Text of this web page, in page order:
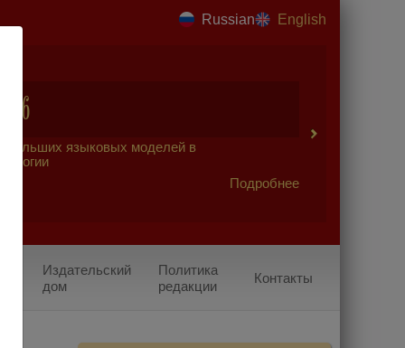
Russian English
больших языковых моделей в
Подробнее
Издательский
дом
Политика
редакции
Контакты